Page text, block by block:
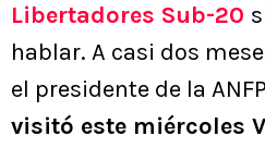
Libertadores Sub-20
hablar. A casi dos
el presidente de la
visitó este miércoles